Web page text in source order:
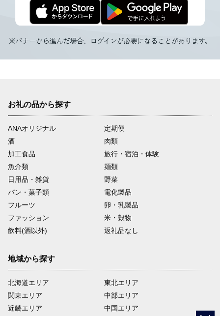
お礼の品から探す
ANAオリジナル
定期便
酒
肉類
加工食品
旅行・宿泊・体験
魚介類
麺類
日用品・雑貨
野菜
パン・菓子類
電化製品
フルーツ
卵・乳製品
ファッション
米・穀物
飲料(酒以外)
返礼品なし
地域から探す
北海道エリア
関東エリア
近畿エリア
東北エリア
中部エリア
中国エリア